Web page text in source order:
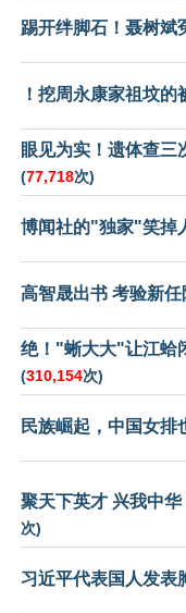
踢开绊脚石！聂树斌
！挖周永康家祖坟的
眼见为实！遗体查三
(77,718次)
博闻社的"独家"笑掉
高智晟出书 考验新
绝！"蜥大大"让江蛤
(310,154次)
民族崛起，中国女排
聚天下英才 兴我中
次)
习近平代表国人发表